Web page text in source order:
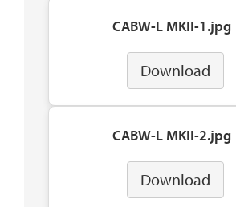
CABW-L MKII-1.jpg
Download
CABW-L MKII-2.jpg
Download